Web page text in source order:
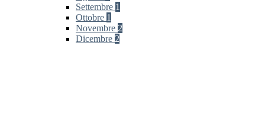
Settembre 1
Ottobre 1
Novembre 2
Dicembre 2